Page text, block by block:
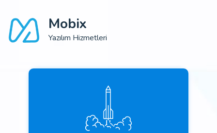
Mobix
Yazılım Hizmetleri